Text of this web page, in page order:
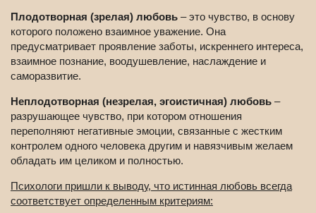
Плодотворная (зрелая) любовь – это чувство, в основу
которого положено взаимное уважение. Она
предусматривает проявление заботы, искреннего интереса,
взаимное познание, воодушевление, наслаждение и
саморазвитие.
Неплодотворная (незрелая, эгоистичная) любовь –
разрушающее чувство, при котором отношения
переполняют негативные эмоции, связанные с жестким
контролем одного человека другим и навязчивым желаем
обладать им целиком и полностью.
Психологи пришли к выводу, что истинная любовь всегда
соответствует определенным критериям: